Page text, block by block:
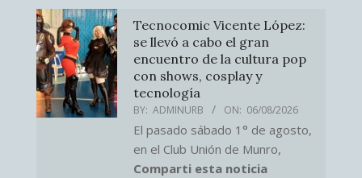
Tecnocomic Vicente López:
se llevó a cabo el gran
encuentro de la cultura pop
con shows, cosplay y
tecnología
BY: ADMINURB ON: 06/08/2026
El pasado sábado 1° de agosto,
en el Club Unión de Munro,
Comparti esta noticia